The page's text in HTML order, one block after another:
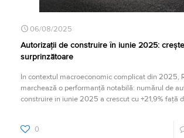
06/08/2025
Autorizații de construire în iunie 2025:
surprinzătoare
În contextul macroeconomic complicat din 2025,
marchează o performanță notabilă: numărul de
construire în iunie 2025 a crescut cu +21,9% față
0